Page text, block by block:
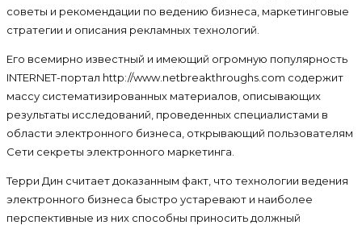
советы и рекомендации по ведению бизнеса, маркетинговые
стратегии и описания рекламных технологий.
Его всемирно известный и имеющий огромную популярность
INTERNET-портал http://www.netbreakthroughs.com содержит
массу систематизированных материалов, описывающих
результаты исследований, проведенных специалистами в
области электронного бизнеса, открывающий пользователям
Сети секреты электронного маркетинга.
Терри Дин считает доказанным факт, что технологии ведения
электронного бизнеса быстро устаревают и наиболее
перспективные из них способны приносить должный